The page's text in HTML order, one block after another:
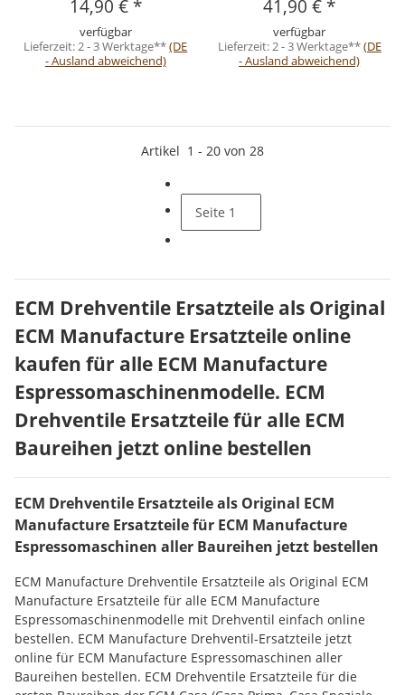
14,90 € *
verfügbar
Lieferzeit:2 - 3 Werktage**(DE
- Ausland abweichend)
41,90 € *
verfügbar
Lieferzeit:2 - 3 Werktage**(DE
- Ausland abweichend)
Artikel 1 - 20 von 28
Seite 1
ECM Drehventile Ersatzteile als Original
ECM Manufacture Ersatzteile online
kaufen für alle ECM Manufacture
Espressomaschinenmodelle. ECM
Drehventile Ersatzteile für alle ECM
Baureihen jetzt online bestellen
ECM Drehventile Ersatzteile als Original ECM
Manufacture Ersatzteile für ECM Manufacture
Espressomaschinen aller Baureihen jetzt bestellen
ECM Manufacture Drehventile Ersatzteile als Original ECM
Manufacture Ersatzteile für alle ECM Manufacture
Espressomaschinenmodelle mit Drehventil einfach online
bestellen. ECM Manufacture Drehventil-Ersatzteile jetzt
online für ECM Manufacture Espressomaschinen aller
Baureihen bestellen. ECM Drehventile Ersatzteile für die